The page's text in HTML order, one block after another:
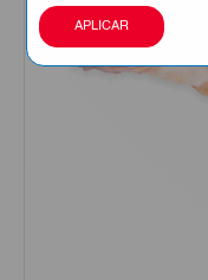
APLICAR